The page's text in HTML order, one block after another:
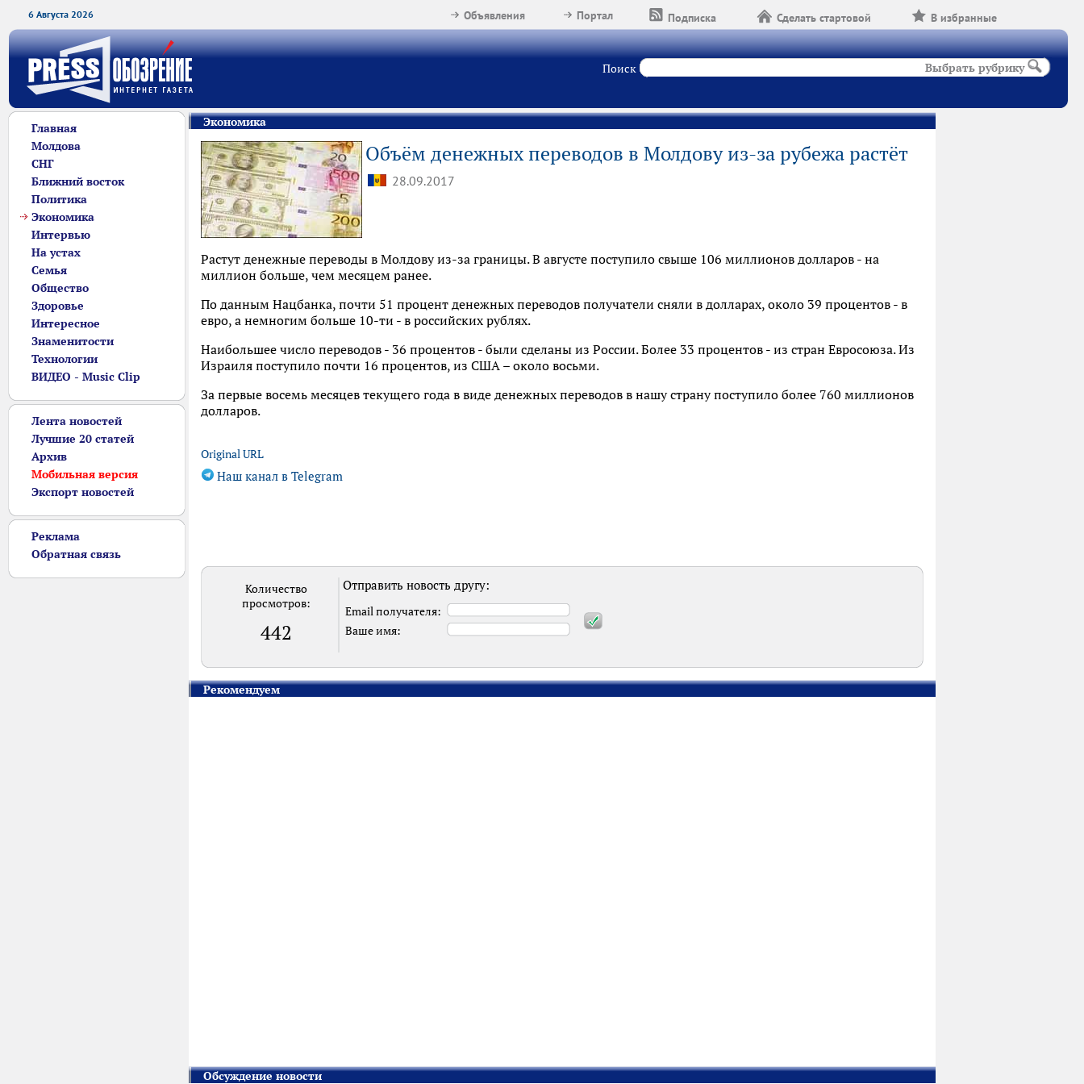
6 Августа 2026 В избранные
Сделать стартовой
Подписка
Портал
Объявления
Поиск Выбрать рубрику
Главная
Молдова
СНГ
Ближний восток
Политика
Экономика
Интервью
На устах
Семья
Общество
Здоровье
Интересное
Знаменитости
Технологии
ВИДЕО - Music Clip
Лента новостей
Лучшие 20 статей
Архив
Мобильная версия
Экспорт новостей
Реклама
Обратная связь
Экономика
Объём денежных переводов в Молдову из-за рубежа растёт
28.09.2017
Растут денежные переводы в Молдову из-за границы. В августе поступило свыше 106 миллионов долларов - на
миллион больше, чем месяцем ранее.
По данным Нацбанка, почти 51 процент денежных переводов получатели сняли в долларах, около 39 процентов - в
евро, а немногим больше 10-ти - в российских рублях.
Наибольшее число переводов - 36 процентов - были сделаны из России. Более 33 процентов - из стран Евросоюза. Из
Израиля поступило почти 16 процентов, из США – около восьми.
За первые восемь месяцев текущего года в виде денежных переводов в нашу страну поступило более 760 миллионов
долларов.
Original URL
Наш канал в Telegram
Количество
просмотров:
442
Отправить новость другу:
Email получателя:
Ваше имя:
Рекомендуем
Обсуждение новости